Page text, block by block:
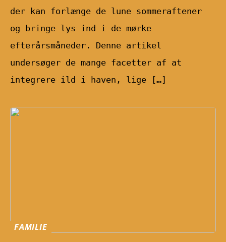
der kan forlænge de lune sommeraftener
og bringe lys ind i de mørke
efterårsmåneder. Denne artikel
undersøger de mange facetter af at
integrere ild i haven, lige […]
FAMILIE